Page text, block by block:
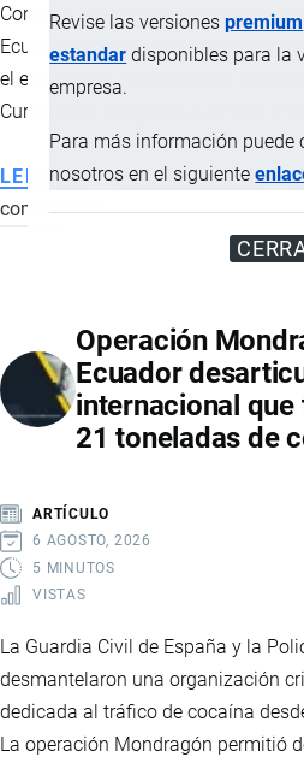
Revise las versionespremium
estandar disponibles para la
empresa.
Para más información puede
nosotros en el siguiente
Conozca cuáles son los ocho
Ecuador, cuánto invertirán, qué
el estado de Fruta del Norte,
Curipamba, Cangrejos, La Plata y
LEE MÁSSOBRE
LOS
MÁS
IMPORTANTES
QUE
IMPULSAN
DE
LA
ECUADOR
INICIE SESIÓNo
comentarios
Operación
Ecuador
internacional
21 toneladas de
ARTÍCULO
6 AGOSTO, 2026
5 MINUTOS
VISTAS
La Guardia Civil de España y la
desmantelaron una organización
dedicada al tráfico de cocaína
La operación Mondragón permitió